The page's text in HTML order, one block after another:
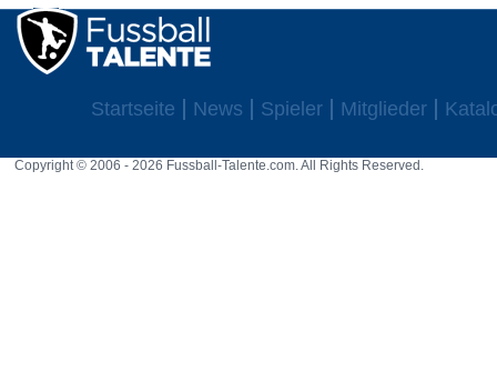
Startseite News Spieler Mitglieder
Copyright © 2006 - 2026 Fussball-Talente.com. All Rights Reserved.